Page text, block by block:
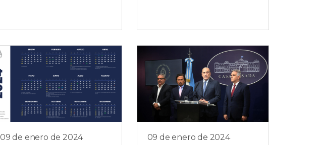
09 de enero de 2024 09 de enero de 2024